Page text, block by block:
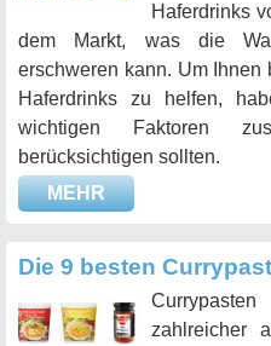
Haferdrinks
dem Markt, was die
erschweren kann. Um
Haferdrinks zu helfen,
wichtigen Faktoren
berücksichtigen sollten.
MEHR
Die 9 besten
zahlreicher